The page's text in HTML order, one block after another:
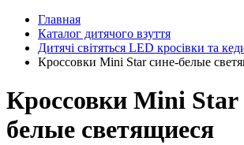
Главная
Каталог дитячого взуття
Дитячі світяться LED кросівки та
Кроссовки Mini Star сине-белые
Кроссовки Mini Star
белые светящиеся